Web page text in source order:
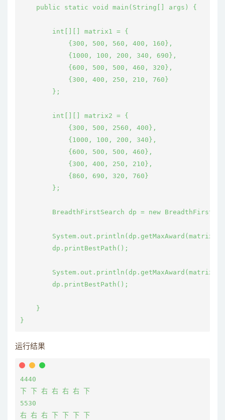
    public static void main(String[] args) {
        int[][] matrix1 = {
            {300, 500, 560, 400, 160},
            {1000, 100, 200, 340, 690},
            {600, 500, 500, 460, 320},
            {300, 400, 250, 210, 760}
        };
        int[][] matrix2 = {
            {300, 500, 2560, 400},
            {1000, 100, 200, 340},
            {600, 500, 500, 460},
            {300, 400, 250, 210},
            {860, 690, 320, 760}
        };
BreadthFirstSearch dp = new
        dp.printBestPath();
        dp.printBestPath();
    }
}
运行结果
4440
下 下 右 右 右 右 下
5530
右 右 右 下 下 下 下